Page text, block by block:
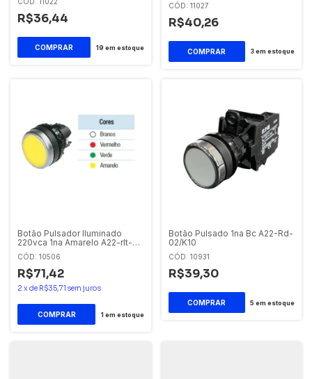
R$36,44
19 em estoque
CÓD: 11027
R$40,26
3em estoque
Botão Pulsador Iluminado
220vca 1na Amarelo A22-rlt-
ge/k10/230 Eaton
CÓD: 10506
R$71,42
2 x de R$35,71 sem juros
1 em estoque
Botão Pulsado 1na Bc A22-Rd-
02/K10
CÓD: 10931
R$39,30
5 em estoque